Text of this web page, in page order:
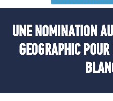
UNE NOMINATION
GEOGRAPHIC